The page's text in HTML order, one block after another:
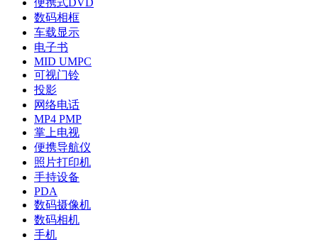
便携式DVD
数码相框
车载显示
电子书
MID UMPC
可视门铃
投影
网络电话
MP4 PMP
掌上电视
便携导航仪
照片打印机
手持设备
PDA
数码摄像机
数码相机
手机